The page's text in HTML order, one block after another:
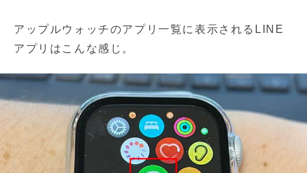
アップルウォッチのアプリ一覧に表示されるLINE
アプリはこんな感じ。